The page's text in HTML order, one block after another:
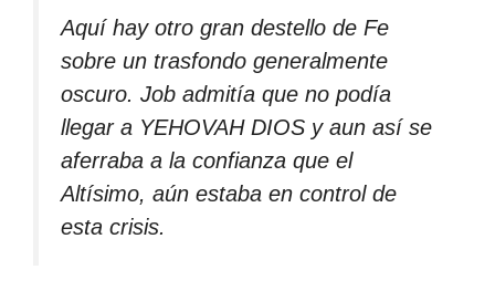
Aquí hay otro gran destello de Fe
sobre un trasfondo generalmente
oscuro. Job admitía que no podía
llegar a YEHOVAH DIOS y aun así se
aferraba a la confianza que el
Altísimo, aún estaba en control de
esta crisis.